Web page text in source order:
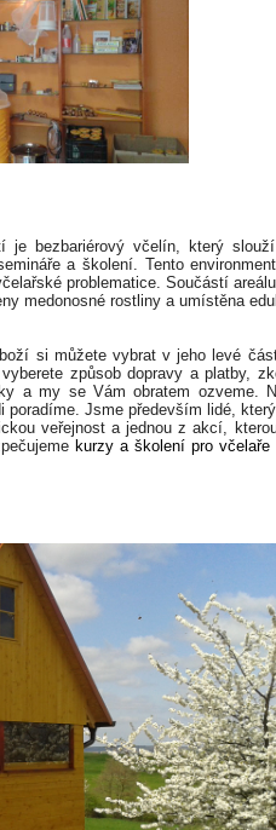
bezbariérový včelín, který
a školení. Tento
problematice. Součástí
medonosné rostliny a umístěna
si můžete vybrat v jeho levé
způsob dopravy a platby,
a my se Vám obratem ozveme.
Jsme především lidé,
veřejnost a jednou z akcí,
kurzy a školení pro včelaře